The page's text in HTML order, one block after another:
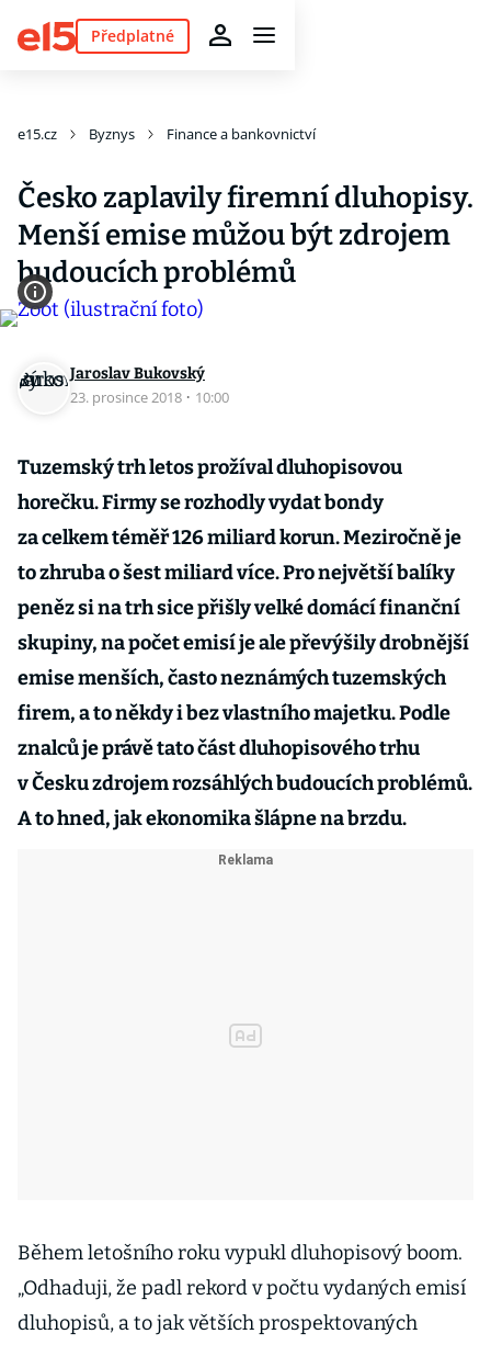
Předplatné
e15.cz Byznys Finance a bankovnictví
Česko zaplavily firemní dluhopisy.
Menší emise můžou být zdrojem
budoucích problémů
Jaroslav Bukovský
23. prosince 2018 · 10:00
Tuzemský trh letos prožíval dluhopisovou
horečku. Firmy se rozhodly vydat bondy
za celkem téměř 126 miliard korun. Meziročně je
to zhruba o šest miliard více. Pro největší balíky
peněz si na trh sice přišly velké domácí finanční
skupiny, na počet emisí je ale převýšily drobnější
emise menších, často neznámých tuzemských
firem, a to někdy i bez vlastního majetku. Podle
znalců je právě tato část dluhopisového trhu
v Česku zdrojem rozsáhlých budoucích problémů.
A to hned, jak ekonomika šlápne na brzdu.
Během letošního roku vypukl dluhopisový boom.
„Odhaduji, že padl rekord v počtu vydaných emisí
dluhopisů, a to jak větších prospektovaných